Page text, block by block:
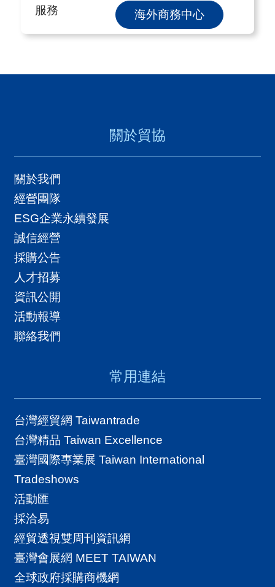
服務 海外商務中心
關於貿協
關於我們
經營團隊
ESG企業永續發展
誠信經營
採購公告
人才招募
資訊公開
活動報導
聯絡我們
常用連結
台灣經貿網 Taiwantrade
台灣精品 Taiwan Excellence
臺灣國際專業展 Taiwan International
Tradeshows
活動匯
採洽易
經貿透視雙周刊資訊網
臺灣會展網 MEET TAIWAN
全球政府採購商機網